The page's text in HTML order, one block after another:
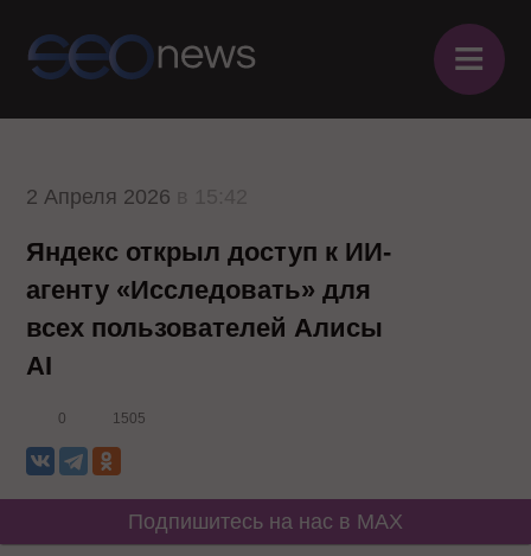
≡
2 Апреля 2026
Яндекс открыл доступ к ИИ-
агенту «Исследовать» для
всех пользователей Алисы
AI
0 1505
Подпишитесь на нас в MAX